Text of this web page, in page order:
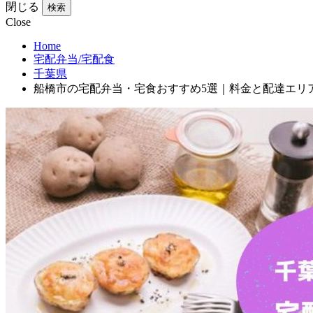
閉じる 検索
Close
Home
宅配弁当/宅配食
千葉県
船橋市の宅配弁当・宅食おすすめ5選｜料金と配達エリ